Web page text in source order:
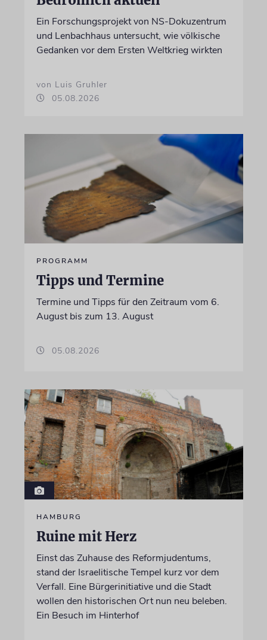
Ein Forschungsprojekt von NS-Dokuzentrum
und Lenbachhaus untersucht, wie völkische
Gedanken vor dem Ersten Weltkrieg wirkten
von Luis Gruhler
05.08.2026
PROGRAMM
Tipps und Termine
Termine und Tipps für den Zeitraum vom 6.
August bis zum 13. August
05.08.2026
HAMBURG
Ruine mit Herz
Einst das Zuhause des Reformjudentums,
stand der Israelitische Tempel kurz vor dem
Verfall. Eine Bürgerinitiative und die Stadt
wollen den historischen Ort nun neu beleben.
Ein Besuch im Hinterhof